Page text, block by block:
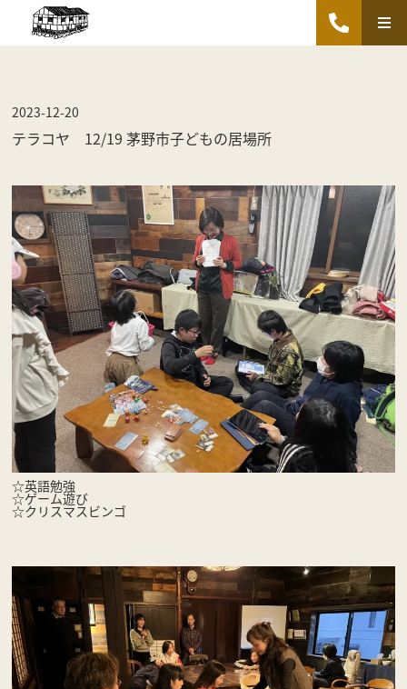
2023-12-20
テラコヤ 12/19 茅野市子どもの居場所
☆英語勉強
☆ゲーム遊び
☆クリスマスビンゴ